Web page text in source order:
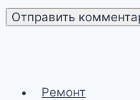
Ремонт